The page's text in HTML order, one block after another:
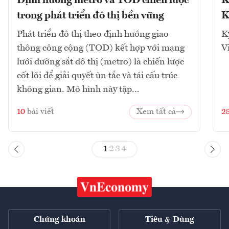
trong phát triển đô thị bền vững
Phát triển đô thị theo định hướng giao
thông công cộng (TOD) kết hợp với mạng
lưới đường sắt đô thị (metro) là chiến lược
cốt lõi để giải quyết ùn tắc và tái cấu trúc
không gian. Mô hình này tập...
10 bài viết Xem tất cả
1 23 4
Chứng khoán Tiêu & Dùng